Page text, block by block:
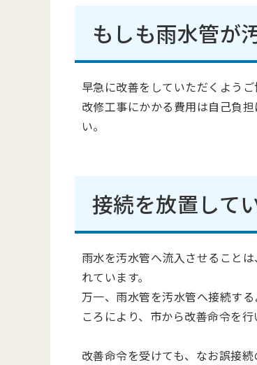
もしも雨水管が
早急に改善をしていただくようご
改修工事にかかる費用は自己負担
い。
接続を放置して
雨水を汚水管へ流入させること
れています。
万一、雨水管を汚水管へ接続す
ころにより、市から改善命令を行
改善命令を受けても、なお誤接